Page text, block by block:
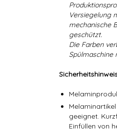
Versiegelung
mechanische
geschützt.
Die Farben
Spülmaschine
geeignet.
Einfüllen von